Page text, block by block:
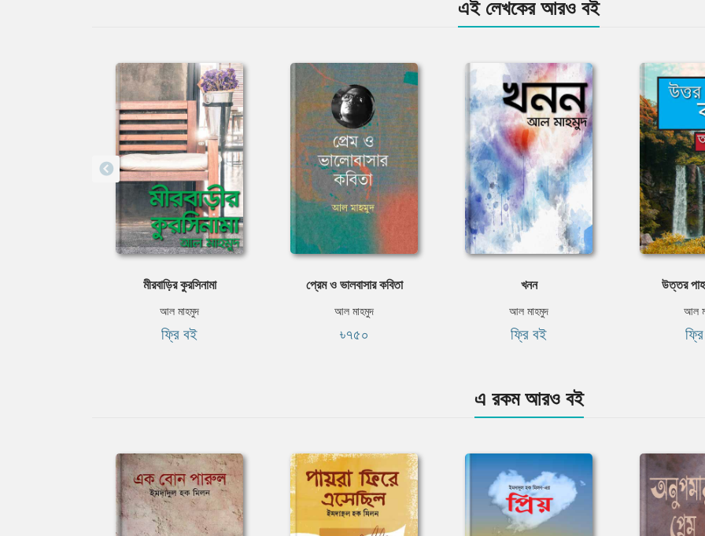
এই লেখকের আরও বই
মীরবাড়ির কুরসিনামা
আল মাহমুদ
ফ্রি বই
প্রেম ও ভালবাসার কবিতা
আল মাহমুদ
৳৭৫০
খনন
আল মাহমুদ
ফ্রি বই
উত্তর
আল
এ রকম আরও বই